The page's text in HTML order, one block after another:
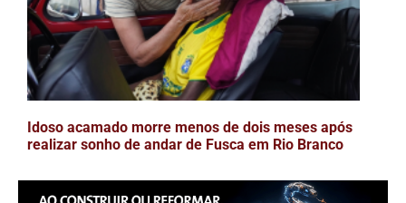
Idoso acamado morre menos de dois meses após
realizar sonho de andar de Fusca em Rio Branco